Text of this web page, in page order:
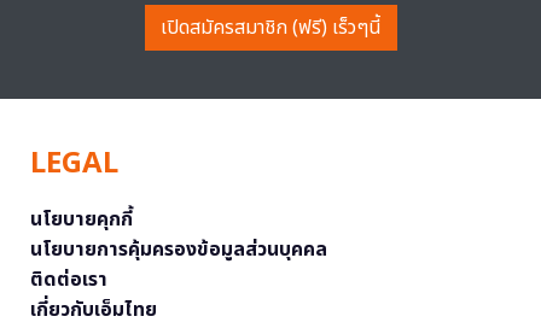
เปิดสมัครสมาชิก (ฟรี) เร็วๆนี้
LEGAL
นโยบายคุกกี้
นโยบายการคุ้มครองข้อมูลส่วนบุคคล
ติดต่อเรา
เกี่ยวกับเอ็มไทย